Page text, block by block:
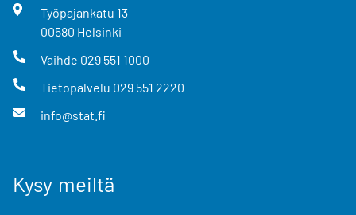
Työpajankatu 13
00580 Helsinki
Vaihde 029 551 1000
Tietopalvelu 029 551 2220
info@stat.fi
Kysy meiltä